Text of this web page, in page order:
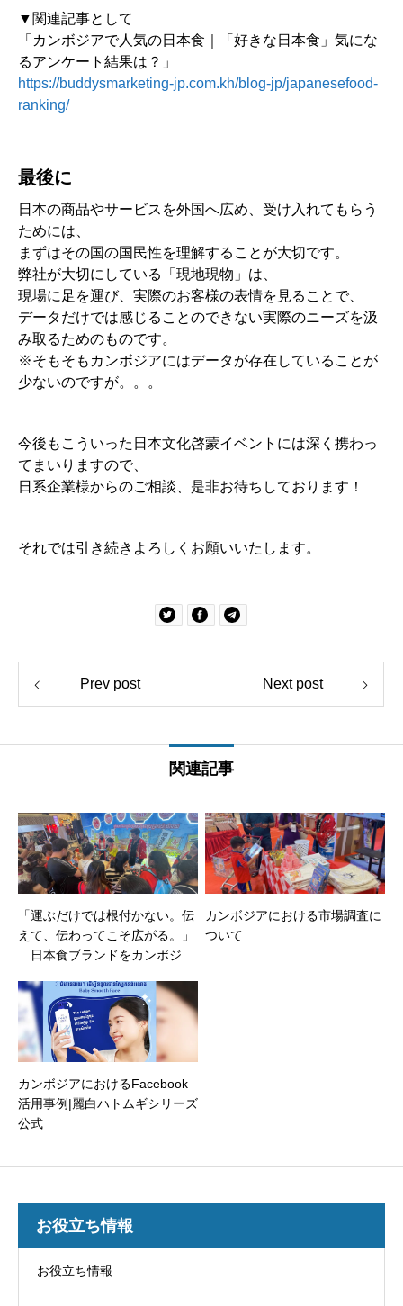
▼関連記事として
「カンボジアで人気の日本食｜「好きな日本食」気にな
るアンケート結果は？」
https://buddysmarketing-jp.com.kh/blog-jp/japanesefood-
ranking/
最後に
日本の商品やサービスを外国へ広め、受け入れてもらう
ためには、
まずはその国の国民性を理解することが大切です。
弊社が大切にしている「現地現物」は、
現場に足を運び、実際のお客様の表情を見ることで、
データだけでは感じることのできない実際のニーズを汲
み取るためのものです。
※そもそもカンボジアにはデータが存在していることが
少ないのですが。。。
今後もこういった日本文化啓蒙イベントには深く携わっ
てまいりますので、
日系企業様からのご相談、是非お待ちしております！
それでは引き続きよろしくお願いいたします。
Prev post Next post
関連記事
「運ぶだけでは根付かない。伝
えて、伝わってこそ広がる。」
日本食ブランドをカンボジア
カンボジアにおける市場調査に
ついて
カンボジアにおけるFacebook
活用事例|麗白ハトムギシリーズ
公式
お役立ち情報
お役立ち情報